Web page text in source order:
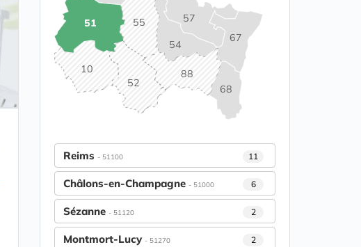
10
51
52
54
55 57
67
68
88
Reims - 51100 11
Châlons-en-Champagne - 51000 6
Sézanne - 51120 2
Montmort-Lucy - 51270 2